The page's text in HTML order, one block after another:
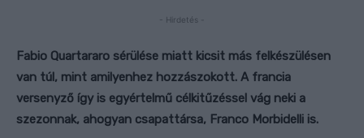
- Hirdetés -
Fabio Quartararo sérülése miatt kicsit más felkészülésen
van túl, mint amilyenhez hozzászokott. A francia
versenyző így is egyértelmű célkitűzéssel vág neki a
szezonnak, ahogyan csapattársa, Franco Morbidelli is.